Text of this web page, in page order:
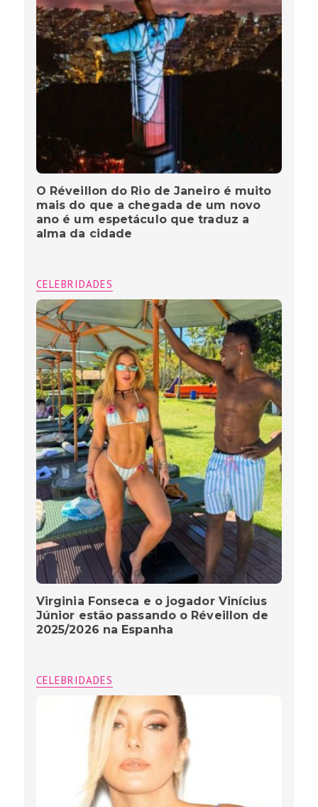
O Réveillon do Rio de Janeiro é muito
mais do que a chegada de um novo
ano é um espetáculo que traduz a
alma da cidade
CELEBRIDADES
Virginia Fonseca e o jogador Vinícius
Júnior estão passando o Réveillon de
2025/2026 na Espanha
CELEBRIDADES